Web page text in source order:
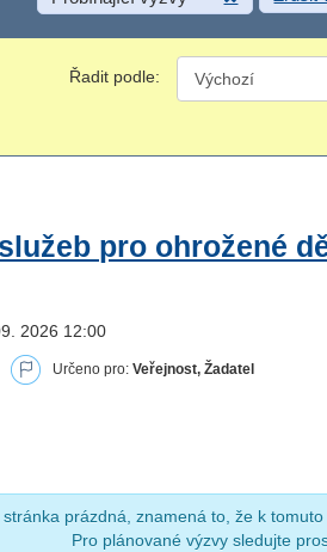
Řadit podle:
pro ohrožené
2026 12:00
Určeno pro:Veřejnost, Žadatel
prázdná, znamená to, že k
Pro plánované výzvy sledujte